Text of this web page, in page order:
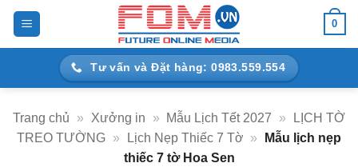
Bỏ
nội
0
Tư vấn và Đặt hàng: 0983.559.554
Trang chủ » Xưởng in » Mẫu Lịch Tết 2027 »
LỊCH TỜ
TREO TƯỜNG » Lịch Nẹp Thiếc 7 Tờ »
Mẫu lịch nẹp
thiếc 7 tờ Hoa Sen